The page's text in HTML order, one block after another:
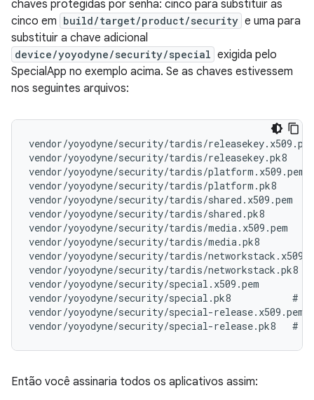
chaves protegidas por senha: cinco para substituir as
cinco em build/target/product/security e uma para
substituir a chave adicional
device/yoyodyne/security/special exigida pelo
SpecialApp no ​​exemplo acima. Se as chaves estivessem
nos seguintes arquivos:
vendor/yoyodyne/security/tardis/
vendor/yoyodyne/security/tardis/releasekey.pk8
vendor/yoyodyne/security/tardis/platform.x509.pem
vendor/yoyodyne/security/tardis/platform.pk8
vendor/yoyodyne/security/tardis/shared.x509.pem
vendor/yoyodyne/security/tardis/shared.pk8
vendor/yoyodyne/security/tardis/media.x509.pem
vendor/yoyodyne/security/tardis/media.pk8
vendor/yoyodyne/security/tardis/
vendor/yoyodyne/security/tardis/networkstack.pk8
vendor/yoyodyne/security/special.x509.pem
vendor/yoyodyne/security/special.pk8           #
vendor/yoyodyne/security/special-release.x509.pem
Então você assinaria todos os aplicativos assim: